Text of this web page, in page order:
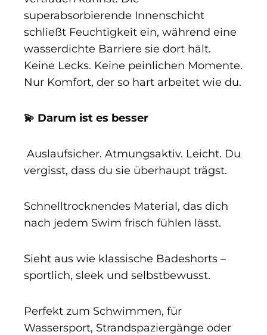
superabsorbierende Innenschicht
schließt Feuchtigkeit ein, während eine
wasserdichte Barriere sie dort hält.
Keine Lecks. Keine peinlichen Momente.
Nur Komfort, der so hart arbeitet wie du.
💫 Darum ist es besser
Auslaufsicher. Atmungsaktiv. Leicht. Du
vergisst, dass du sie überhaupt trägst.
Schnelltrocknendes Material, das dich
nach jedem Swim frisch fühlen lässt.
Sieht aus wie klassische Badeshorts –
sportlich, sleek und selbstbewusst.
Perfekt zum Schwimmen, für
Wassersport, Strandspaziergänge oder